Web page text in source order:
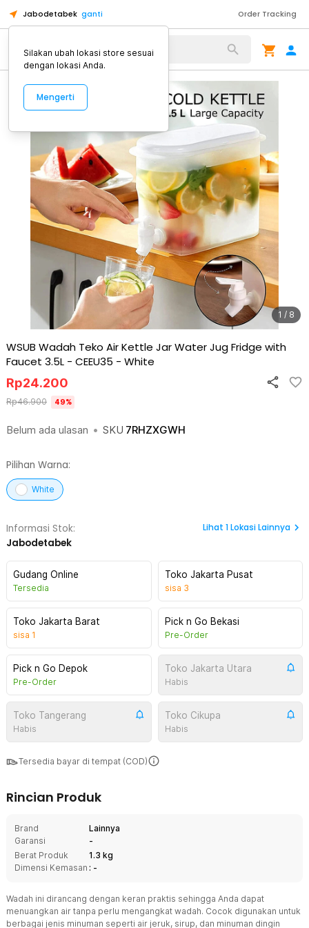
Jabodetabek ganti Order Tracking
Alat Kopi
1 / 8
WSUB Wadah Teko Air Kettle Jar Water Jug Fridge with
Faucet 3.5L - CEEU35 - White
Belum ada ulasan • SKU 7RHZXGWH
Rp24.200
Rp46.900 49%
Pilihan Warna:
White
Informasi Stok:
Jabodetabek
Lihat 1Lokasi Lainnya
Gudang Online
Tersedia
Toko Jakarta Pusat
sisa 3
Toko Jakarta Barat
sisa 1
Pick n Go Bekasi
Pre-Order
Pick n Go Depok
Pre-Order
Toko Jakarta Utara
Habis
Toko Tangerang
Habis
Toko Cikupa
Habis
Tersedia bayar di tempat (COD)
Rincian Produk
Brand
Lainnya
Garansi
-
Berat Produk
1.3 kg
Dimensi Kemasan : -
Wadah ini dirancang dengan keran praktis sehingga Anda dapat
menuangkan air tanpa perlu mengangkat wadah. Cocok digunakan untuk
berbagai jenis minuman seperti air jeruk, sirup, dan minuman dingin
Silakan ubah lokasi store sesuai
dengan lokasi Anda.
Mengerti